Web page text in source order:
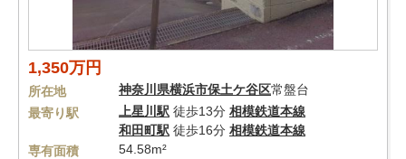
1,350万円
所在地 神奈川県横浜市保土ケ谷区常盤台
最寄り駅
上星川駅 徒歩13分 相模鉄道本線
和田町駅 徒歩16分 相模鉄道本線
専有面積
54.58m²